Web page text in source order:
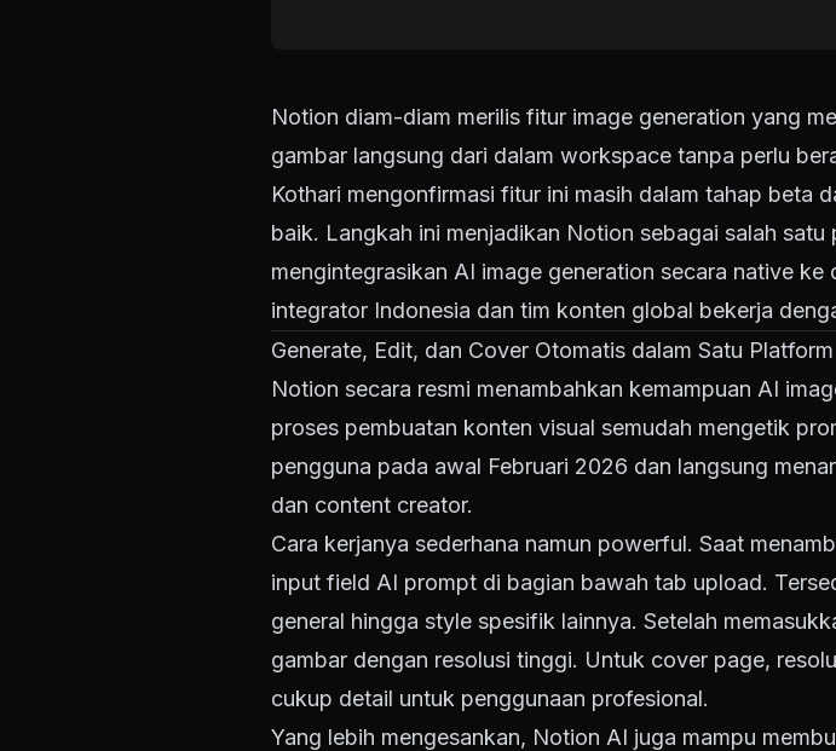
Notion diam-diam merilis fitur image generation yang
gambar langsung dari dalam workspace tanpa perlu
Kothari mengonfirmasi fitur ini masih dalam tahap beta
baik. Langkah ini menjadikan Notion sebagai salah
mengintegrasikan AI image generation secara native
integrator Indonesia dan tim konten global bekerja
Generate, Edit, dan Cover Otomatis dalam Satu Platform
Notion secara resmi menambahkan kemampuan AI
proses pembuatan konten visual semudah mengetik
pengguna pada awal Februari 2026 dan langsung
dan content creator.
Cara kerjanya sederhana namun powerful. Saat
input field AI prompt di bagian bawah tab upload.
general hingga style spesifik lainnya. Setelah
gambar dengan resolusi tinggi. Untuk cover page,
cukup detail untuk penggunaan profesional.
Yang lebih mengesankan, Notion AI juga mampu